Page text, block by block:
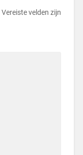
Vereiste velden zijn